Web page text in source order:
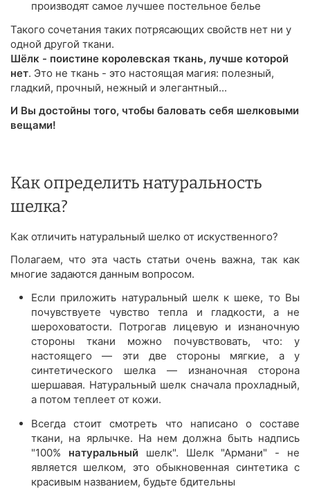
производят самое лучшее постельное белье
Такого сочетания таких потрясающих свойств нет ни у
одной другой ткани.
Шёлк - поистине королевская ткань, лучше которой
нет. Это не ткань - это настоящая магия: полезный,
гладкий, прочный, нежный и элегантный...
И Вы достойны того, чтобы баловать себя шелковыми
вещами!
Как определить натуральность
шелка?
Как отличить натуральный шелко от искуственного?
Полагаем, что эта часть статьи очень важна, так как
многие задаются данным вопросом.
Если приложить натуральный шелк к шеке, то Вы
почувствуете чувство тепла и гладкости, а не
шероховатости. Потрогав лицевую и изнаночную
стороны ткани можно почувствовать, что: у
настоящего — эти две стороны мягкие, а у
синтетического шелка — изнаночная сторона
шершавая. Натуральный шелк сначала прохладный,
а потом теплеет от кожи.
Всегда стоит смотреть что написано о составе
ткани, на ярлычке. На нем должна быть надпись
"100% натуральный шелк". Шелк "Армани" - не
является шелком, это обыкновенная синтетика с
красивым названием, будьте бдительны